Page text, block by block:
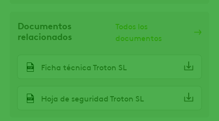
Documentos
relacionados
Todos los
documentos
Ficha técnica Troton SL
Hoja de seguridad Troton SL